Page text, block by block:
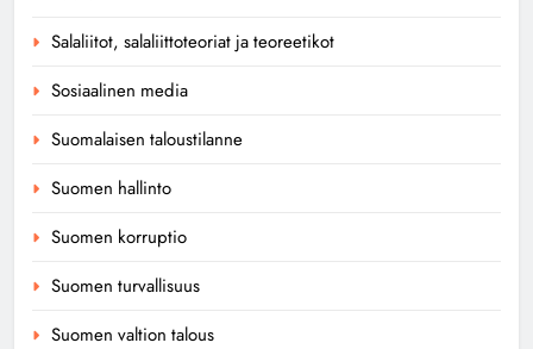
Salaliitot, salaliittoteoriat ja teoreetikot
Sosiaalinen media
Suomalaisen taloustilanne
Suomen hallinto
Suomen korruptio
Suomen turvallisuus
Suomen valtion talous